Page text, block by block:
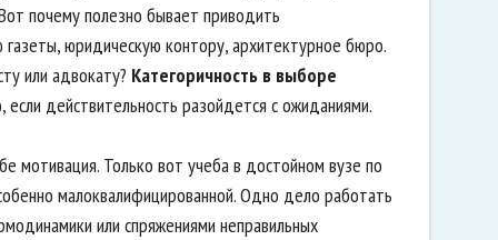
почему полезно бывает приводить
юридическую контору, архитектурное бюро.
или адвокату? Категоричность в выборе
действительность разойдется с ожиданиями.
мотивация. Только вот учеба в достойном вузе по
малоквалифицированной. Одно дело работать
или спряжениями неправильных